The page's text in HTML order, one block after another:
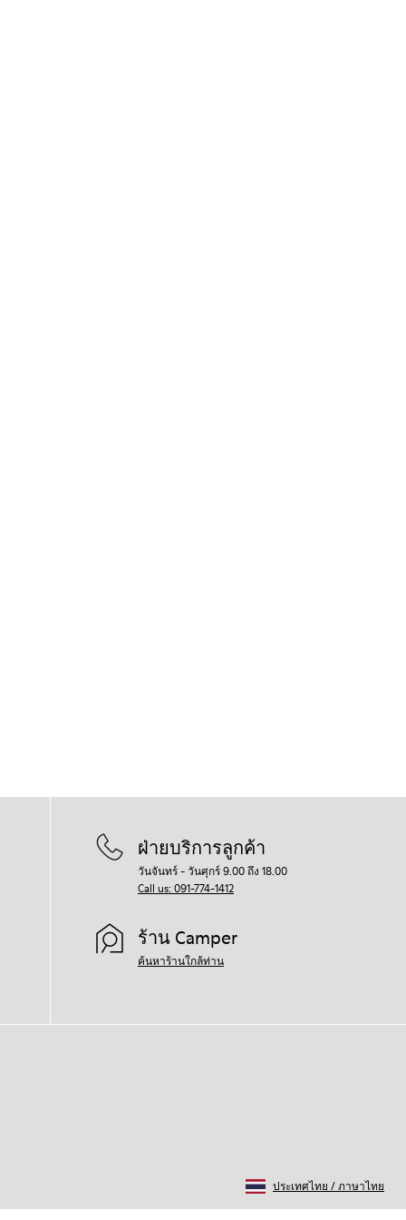
ฝ่ายบริการลูกค้า
วันจันทร์ - วันศุกร์ 9.00 ถึง 18.00
Call us: 091-774-1412
ร้าน Camper
ค้นหาร้านใกล้ท่าน
ประเทศไทย /ภาษาไทย